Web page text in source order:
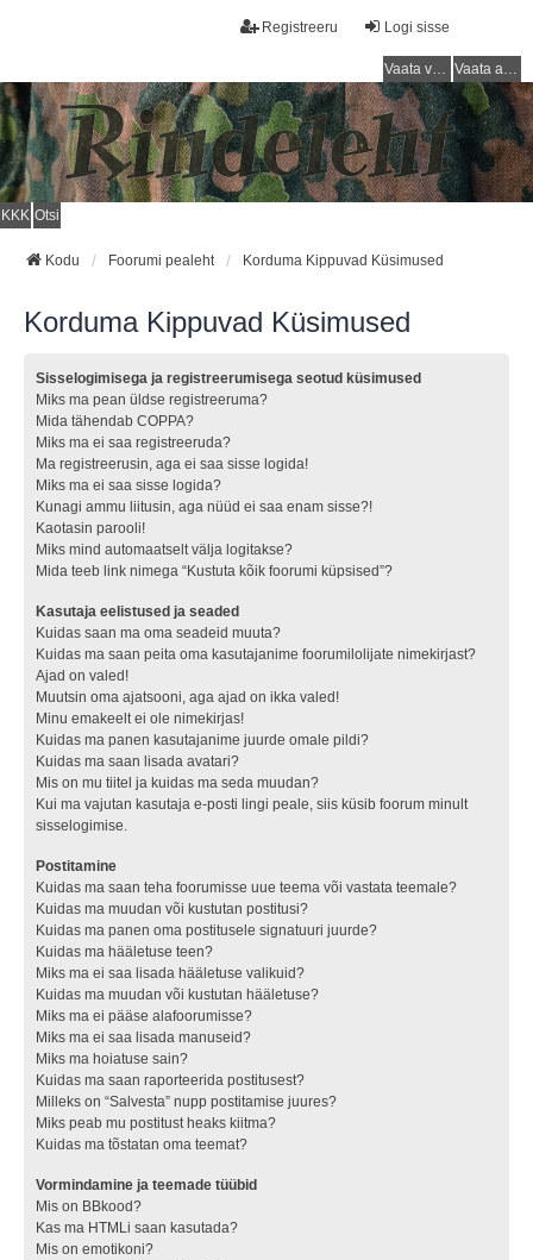
Logi sisse
Registreeru
Vaata vastamata teemasi Vaata aktiivseid teemasid
KKK Otsi
Kodu Foorumi pealeht Korduma Kippuvad Küsimused
Korduma Kippuvad Küsimused
Sisselogimisega ja registreerumisega seotud küsimused
Miks ma pean üldse registreeruma?
Mida tähendab COPPA?
Miks ma ei saa registreeruda?
Ma registreerusin, aga ei saa sisse logida!
Miks ma ei saa sisse logida?
Kunagi ammu liitusin, aga nüüd ei saa enam sisse?!
Kaotasin parooli!
Miks mind automaatselt välja logitakse?
Mida teeb link nimega “Kustuta kõik foorumi küpsised”?
Kasutaja eelistused ja seaded
Kuidas saan ma oma seadeid muuta?
Kuidas ma saan peita oma kasutajanime foorumilolijate nimekirjast?
Ajad on valed!
Muutsin oma ajatsooni, aga ajad on ikka valed!
Minu emakeelt ei ole nimekirjas!
Kuidas ma panen kasutajanime juurde omale pildi?
Kuidas ma saan lisada avatari?
Mis on mu tiitel ja kuidas ma seda muudan?
Kui ma vajutan kasutaja e-posti lingi peale, siis küsib foorum minult
sisselogimise.
Postitamine
Kuidas ma saan teha foorumisse uue teema või vastata teemale?
Kuidas ma muudan või kustutan postitusi?
Kuidas ma panen oma postitusele signatuuri juurde?
Kuidas ma hääletuse teen?
Miks ma ei saa lisada hääletuse valikuid?
Kuidas ma muudan või kustutan hääletuse?
Miks ma ei pääse alafoorumisse?
Miks ma ei saa lisada manuseid?
Miks ma hoiatuse sain?
Kuidas ma saan raporteerida postitusest?
Milleks on “Salvesta” nupp postitamise juures?
Miks peab mu postitust heaks kiitma?
Kuidas ma tõstatan oma teemat?
Vormindamine ja teemade tüübid
Mis on BBkood?
Kas ma HTMLi saan kasutada?
Mis on emotikoni?